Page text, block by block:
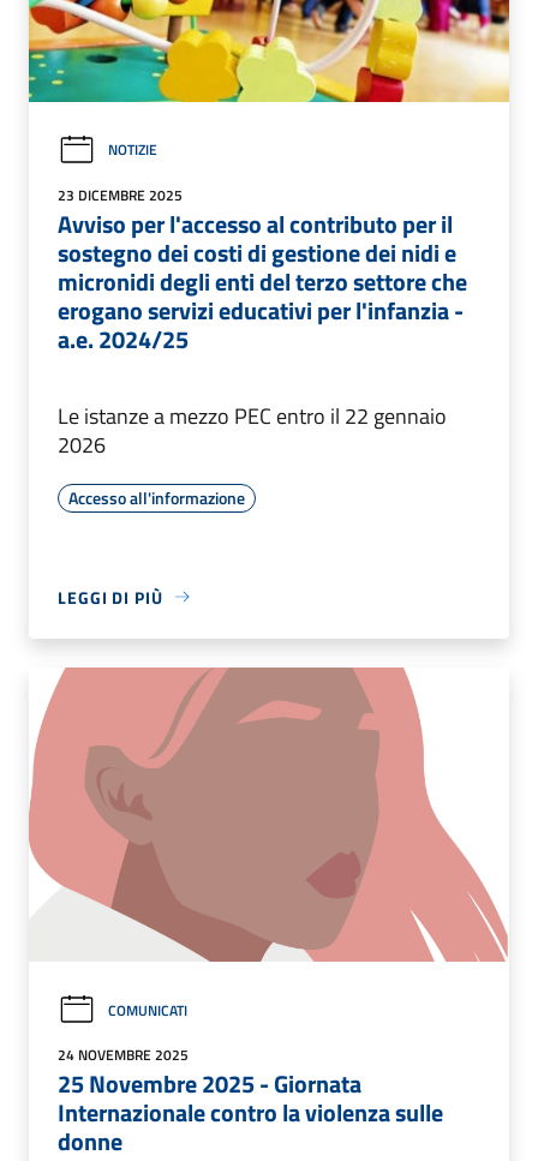
NOTIZIE
23 DICEMBRE 2025
Avviso per l'accesso al contributo per il
sostegno dei costi di gestione dei nidi e
micronidi degli enti del terzo settore che
erogano servizi educativi per l'infanzia -
a.e. 2024/25
Le istanze a mezzo PEC entro il 22 gennaio
2026
Accesso all'informazione
LEGGI DI PIÙ
COMUNICATI
24 NOVEMBRE 2025
25 Novembre 2025 - Giornata
Internazionale contro la violenza sulle
donne